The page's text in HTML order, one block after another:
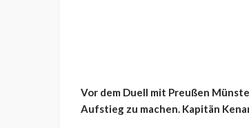
Vor dem Duell mit Preußen
Aufstieg zu machen. Kapitän